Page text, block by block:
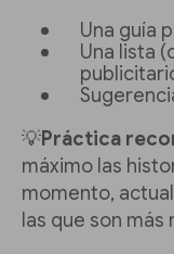
Una guía
Una lista
💡Práctica
máximo las
momento,
las que son más